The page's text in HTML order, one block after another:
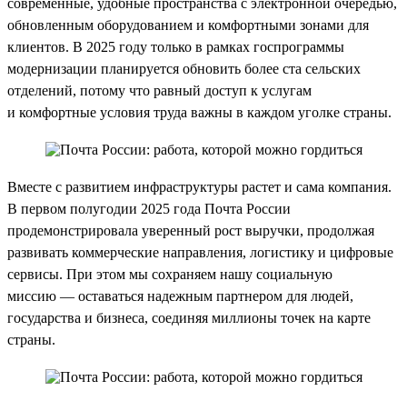
обновленным оборудованием и комфортными зонами для
клиентов. В 2025 году только в рамках госпрограммы
модернизации планируется обновить более ста сельских
отделений, потому что равный доступ к услугам
и комфортные условия труда важны в каждом уголке страны.
Вместе с развитием инфраструктуры растет и сама компания.
В первом полугодии 2025 года Почта России
продемонстрировала уверенный рост выручки, продолжая
развивать коммерческие направления, логистику и цифровые
сервисы. При этом мы сохраняем нашу социальную
миссию — оставаться надежным партнером для людей,
государства и бизнеса, соединяя миллионы точек на карте
страны.